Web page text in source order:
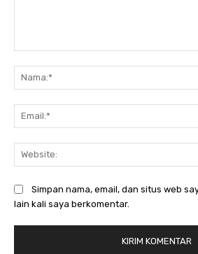
Simpan nama, email, dan situs web
lain kali saya berkomentar.